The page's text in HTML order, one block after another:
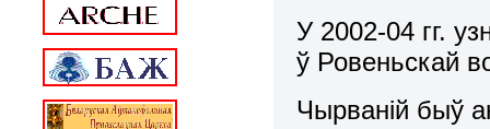
У 2002-04 гг.
ў Ровеньскай
Чырваній быў